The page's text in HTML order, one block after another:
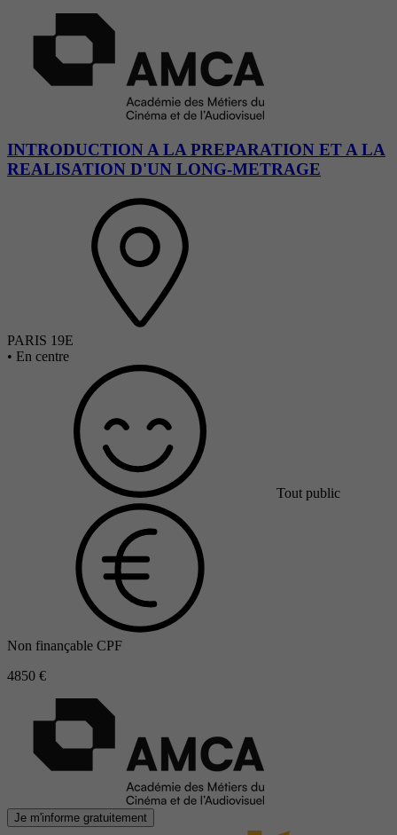
INTRODUCTION A LA PREPARATION ET A LA
REALISATION D'UN LONG-METRAGE
PARIS 19E
• En centre
Tout public
Non finançable CPF
4850 €
Je m'informe gratuitement